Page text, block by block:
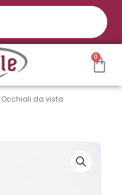
0
Occhiali da vista